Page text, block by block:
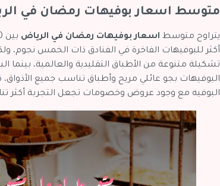
متوسط اسعار بوفيهات رمضان في
يتراوح متوسط اسعار بوفيهات رمضان في الرياض
البوفيهات بجو عائلي مريح وأطباق تناسب جميع
البوفيه مع وجود عروض وخصومات تجعل التجربة أكثر